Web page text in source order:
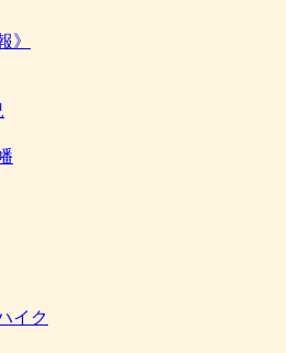
》
イク